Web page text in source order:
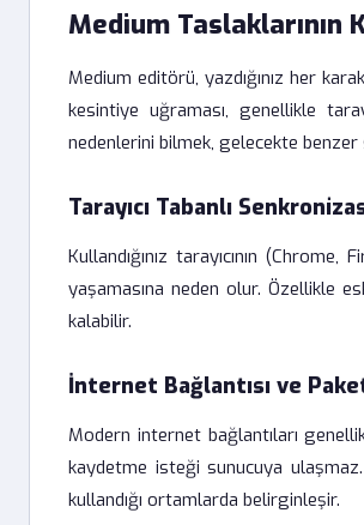
Medium
Medium editörü, yazdığınız her
kesintiye uğraması, genellikle
nedenlerini bilmek, gelecekte
Tarayıcı Tabanlı
Kullandığınız tarayıcının
yaşamasına neden olur. Özellikle
kalabilir.
İnternet Bağlantısı ve
Modern internet bağlantıları
kaydetme isteği sunucuya
kullandığı ortamlarda belirginleşir.